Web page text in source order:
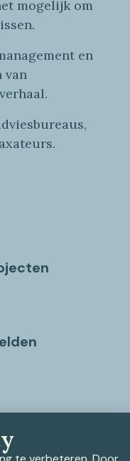
mogelijk om
en
van
l.